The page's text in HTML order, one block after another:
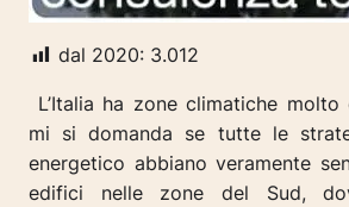
dal 2020: 3.012
L’Italia ha zone climatiche
mi si domanda se tutte le
energetico abbiano veramente
edifici nelle zone del Sud,